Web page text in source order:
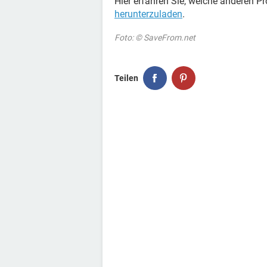
herunterzuladen.
Foto: © SaveFrom.net
Teilen